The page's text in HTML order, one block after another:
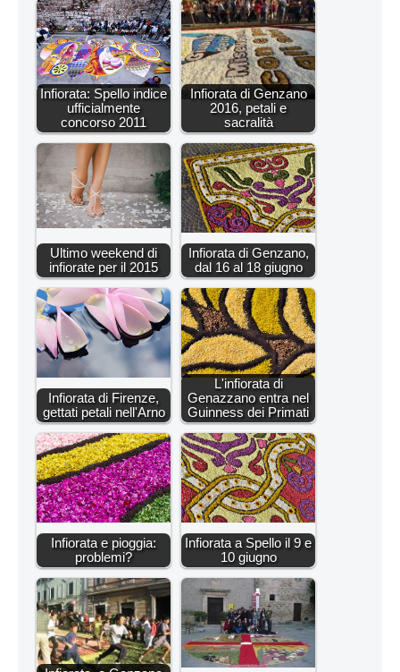
Infiorata: Spello indice
ufficialmente
concorso 2011
Infiorata di Genzano
2016, petali e
sacralità
Ultimo weekend di
infiorate per il 2015
Infiorata di Genzano,
dal 16 al 18 giugno
Infiorata di Firenze,
gettati petali nell'Arno
L'infiorata di
Genazzano entra nel
Guinness dei Primati
Infiorata e pioggia:
problemi?
Infiorata a Spello il 9 e
10 giugno